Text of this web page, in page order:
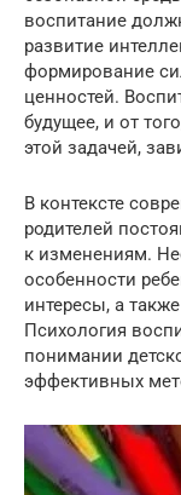
воспитание
развитие
формирование
ценностей.
будущее, и от
этой задачей,
В контексте
родителей
к изменениям.
особенности
интересы, а
Психология
понимании
эффективных